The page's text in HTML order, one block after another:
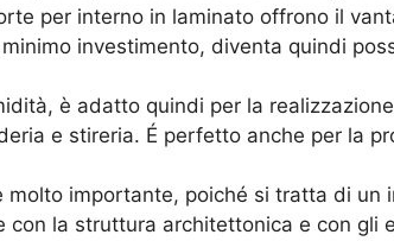
per interno in laminato offrono il
investimento, diventa quindi
è adatto quindi per la
e stireria. É perfetto anche per la
importante, poiché si tratta di
la struttura architettonica e con gli